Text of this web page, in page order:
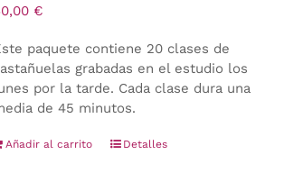
€
paquete contiene 20 clases de
grabadas en el estudio los
por la tarde. Cada clase dura una
de 45 minutos.
Añadir al carrito Detalles